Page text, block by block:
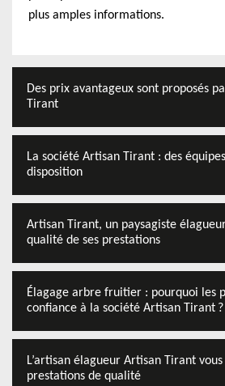
plus amples informations.
Des prix avantageux sont proposés
Tirant
La société Artisan Tirant : des
disposition
Artisan Tirant, un paysagiste
qualité de ses prestations
Élagage arbre fruitier : pourquoi les
confiance à la société Artisan Tirant ?
L’artisan élagueur Artisan Tirant
prestations de qualité